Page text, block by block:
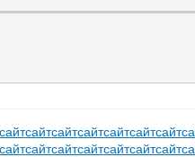
сайтсайтсайтсайтсайтсайтсайт
сайтсайтсайтсайтсайтсайтсайт